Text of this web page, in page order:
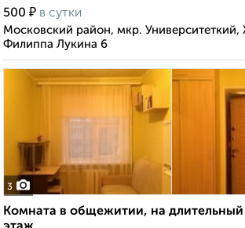
500 ₽ в сутки
Московский район, мкр. Университеткий,
Филиппа Лукина 6
3
Комната в общежитии, на длительный